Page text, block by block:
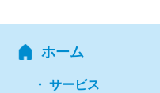
ホーム
サービス